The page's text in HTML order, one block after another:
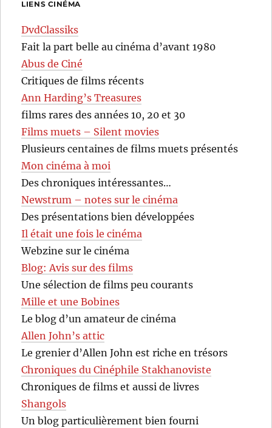
LIENS CINÉMA
DvdClassiks
Fait la part belle au cinéma d’avant 1980
Abus de Ciné
Critiques de films récents
Ann Harding’s Treasures
films rares des années 10, 20 et 30
Films muets – Silent movies
Plusieurs centaines de films muets présentés
Mon cinéma à moi
Des chroniques intéressantes…
Newstrum – notes sur le cinéma
Des présentations bien développées
Il était une fois le cinéma
Webzine sur le cinéma
Blog: Avis sur des films
Une sélection de films peu courants
Mille et une Bobines
Le blog d’un amateur de cinéma
Allen John’s attic
Le grenier d’Allen John est riche en trésors
Chroniques du Cinéphile Stakhanoviste
Chroniques de films et aussi de livres
Shangols
Un blog particulièrement bien fourni